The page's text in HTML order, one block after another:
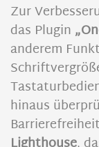
Zur
das Plugin
anderem
hinaus